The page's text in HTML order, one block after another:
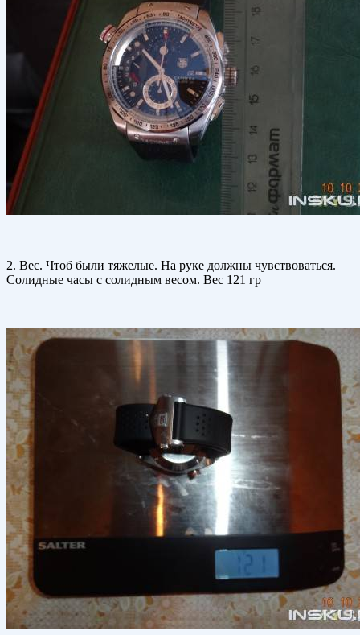
2. Вес. Чтоб были тяжелые. На руке должны чувствоваться.
Солидные часы с солидным весом. Вес 121 гр